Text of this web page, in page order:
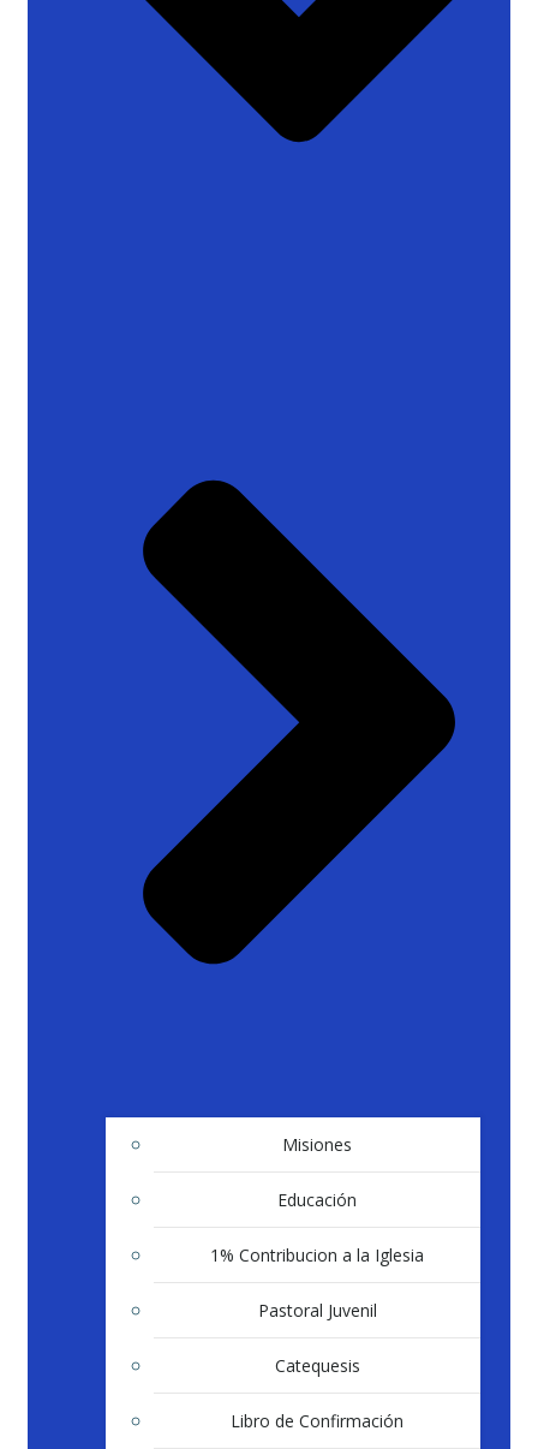
Misiones
Educación
1% Contribucion a la Iglesia
Pastoral Juvenil
Catequesis
Libro de Confirmación